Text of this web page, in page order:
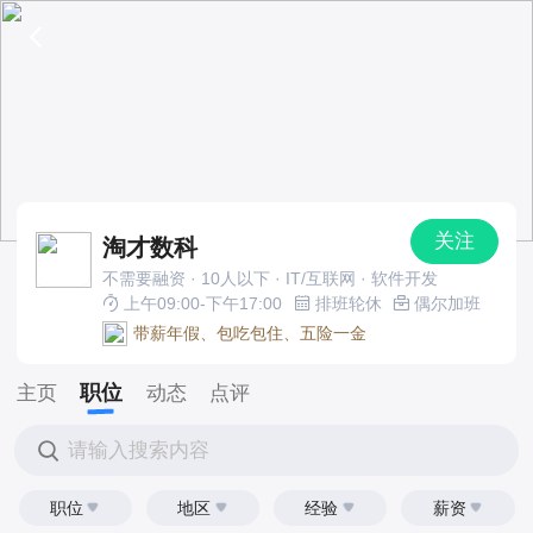
淘才数科 关注
不需要融资 · 10人以下 · IT/互联网 · 软件开发
上午09:00-下午17:00
排班轮休
偶尔加班
带薪年假、包吃包住、五险一金
主页 职位 动态 点评
请输入搜索内容
职位 地区 经验 薪资